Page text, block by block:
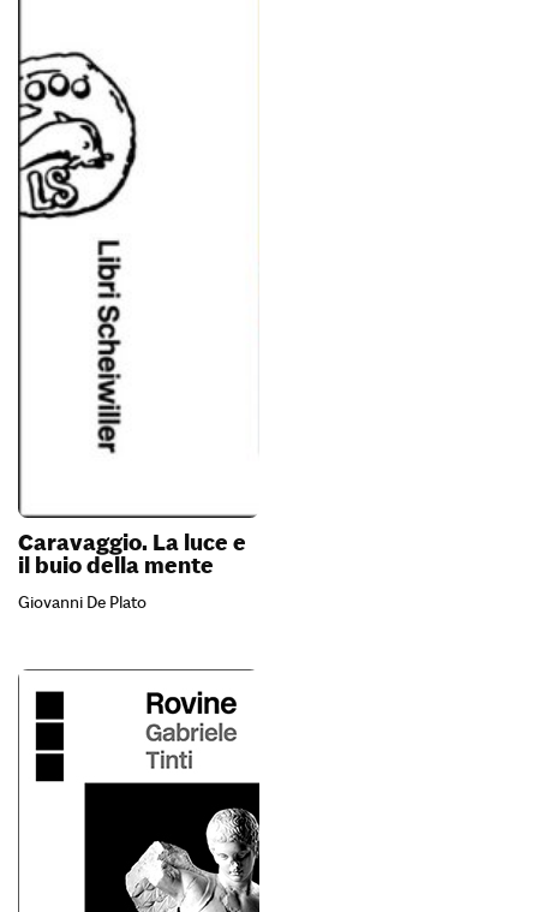
Caravaggio. La luce e
il buio della mente
Giovanni De Plato